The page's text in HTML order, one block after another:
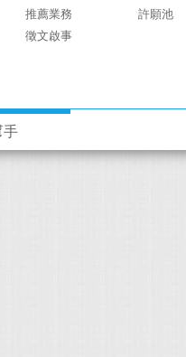
推薦業務
徵文啟事
許願池
手